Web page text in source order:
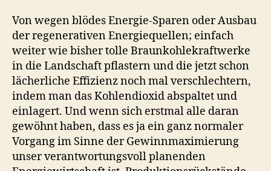
Von wegen blödes Energie-Sparen oder Ausbau
der regenerativen Energiequellen; einfach
weiter wie bisher tolle Braunkohlekraftwerke
in die Landschaft pflastern und die jetzt schon
lächerliche Effizienz noch mal verschlechtern,
indem man das Kohlendioxid abspaltet und
einlagert. Und wenn sich erstmal alle daran
gewöhnt haben, dass es ja ein ganz normaler
Vorgang im Sinne der Gewinnmaximierung
unser verantwortungsvoll planenden